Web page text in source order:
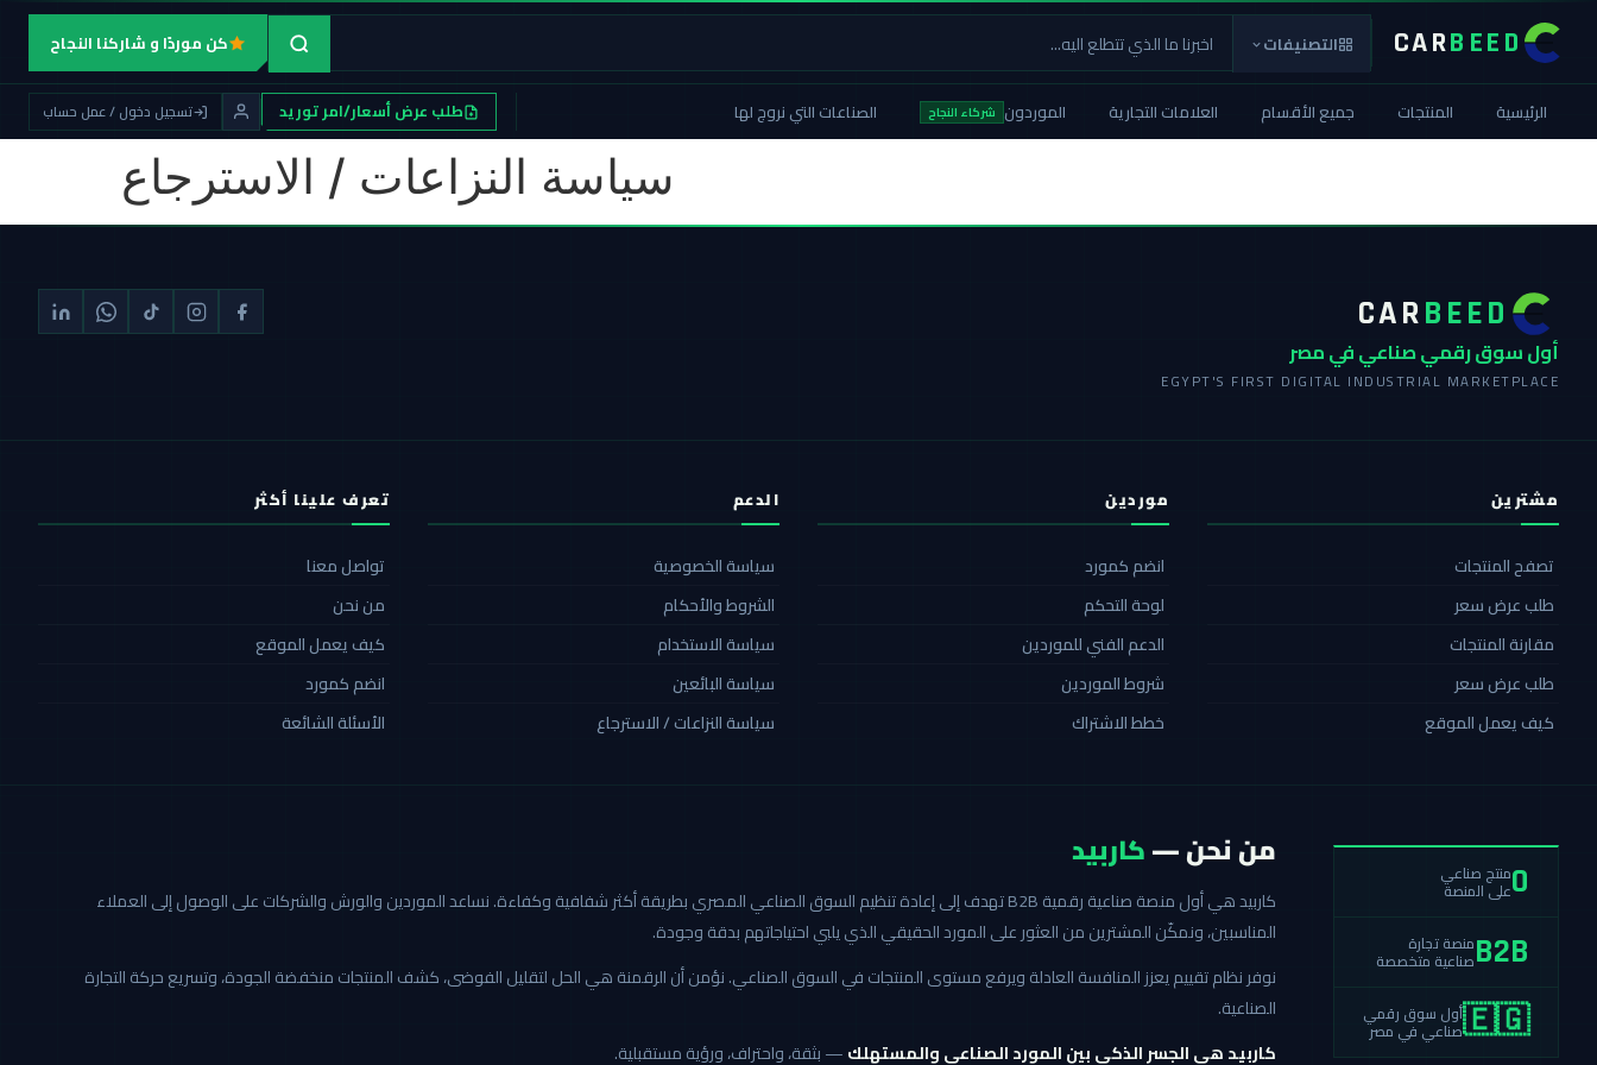
CARBEED التصنيفات كن موردًا و شاركنا النجاح
الرئيسية المنتجات جميع الأقسام العلامات التجارية الموردون شركاء النجاح الصناعات التي نروج لها طلب عرض أسعار/امر توريد تسجيل دخول / عمل حساب
سياسة النزاعات / الاسترجاع
CARBEED
أول سوق رقمي صناعي في مصر
EGYPT'S FIRST DIGITAL INDUSTRIAL MARKETPLACE
مشترين
تصفح المنتجات
طلب عرض سعر
مقارنة المنتجات
طلب عرض سعر
كيف يعمل الموقع
موردين
انضم كمورد
لوحة التحكم
الدعم الفني للموردين
شروط الموردين
خطط الاشتراك
الدعم
سياسة الخصوصية
الشروط والأحكام
سياسة الاستخدام
سياسة البائعين
سياسة النزاعات / الاسترجاع
تعرف علينا أكثر
تواصل معنا
من نحن
كيف يعمل الموقع
انضم كمورد
الأسئلة الشائعة
0منتج صناعي
على المنصة
B2Bمنصة تجارة
صناعية متخصصة
🇪🇬أول سوق رقمي
صناعي في مصر
من نحن —كاربيد
كاربيد هي أول منصة صناعية رقمية B2B تهدف إلى إعادة تنظيم السوق الصناعي المصري بطريقة أكثر شفافية وكفاءة. نساعد الموردين والورش والشركات على الوصول إلى العملاء
المناسبين، ونمكّن المشترين من العثور على المورد الحقيقي الذي يلبي احتياجاتهم بدقة وجودة.
نوفر نظام تقييم يعزز المنافسة العادلة ويرفع مستوى المنتجات في السوق الصناعي. نؤمن أن الرقمنة هي الحل لتقليل الفوضى، كشف المنتجات منخفضة الجودة، وتسريع حركة التجارة
الصناعية.
كاربيد هي الجسر الذكي بين المورد الصناعي والمستهلك— بثقة، واحتراف، ورؤية مستقبلية.